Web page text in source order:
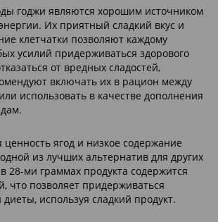
годжи являются хорошим источником
Их приятный сладкий вкус и
клетчатки позволяют каждому
усилий придерживаться здорового
от вредных сладостей,
включать их в рацион между
использовать в качестве дополнения
ягод и низкое содержание
из лучших альтернатив для других
28-ми граммах продукта содержится
что позволяет придерживаться
используя сладкий продукт.